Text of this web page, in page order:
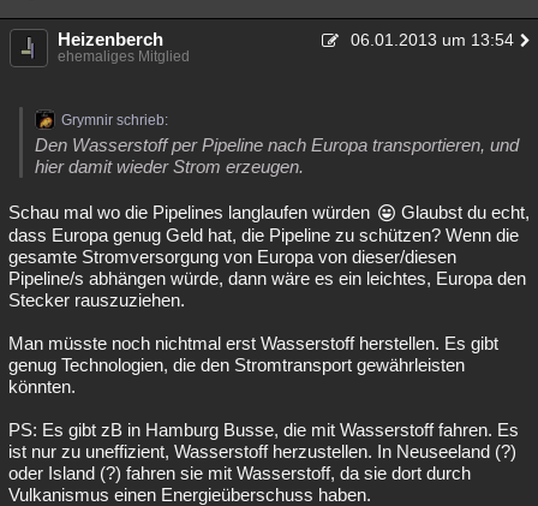
Heizenberch 06.01.2013 um 13:54
ehemaliges Mitglied
Grymnir schrieb:
Den Wasserstoff per Pipeline nach Europa transportieren, und
hier damit wieder Strom erzeugen.
Schau mal wo die Pipelines langlaufen würden
Glaubst du echt,
dass Europa genug Geld hat, die Pipeline zu schützen? Wenn die
gesamte Stromversorgung von Europa von dieser/diesen
Pipeline/s abhängen würde, dann wäre es ein leichtes, Europa den
Stecker rauszuziehen.
Man müsste noch nichtmal erst Wasserstoff herstellen. Es gibt
genug Technologien, die den Stromtransport gewährleisten
könnten.
PS: Es gibt zB in Hamburg Busse, die mit Wasserstoff fahren. Es
ist nur zu uneffizient, Wasserstoff herzustellen. In Neuseeland (?)
oder Island (?) fahren sie mit Wasserstoff, da sie dort durch
Vulkanismus einen Energieüberschuss haben.